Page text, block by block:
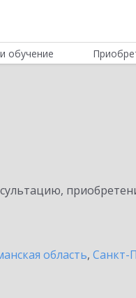
обучение
область, Санкт-